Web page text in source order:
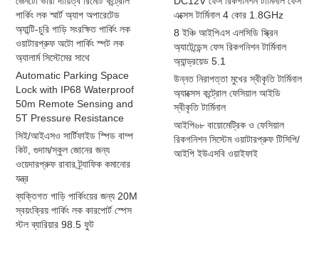
পার্কিং লক স্মার্ট অ্যাপ অপারেটেড
অ্যান্টি-চুরি গাড়ি সংরক্ষিত পার্কিং লক
ওয়াটারপ্রুফ অটো পার্কিং স্পট লক
অ্যালার্ম সিস্টেমের সাথে
Automatic Parking Space
Lock with IP68 Waterproof
50m Remote Sensing and
5T Pressure Resistance
সিই/আইএসও সার্টিফাইড স্পিড বাম্প
কিট, গুদাম/স্কুল জোনের জন্য
ওয়েদারপ্রুফ রাবার ট্র্যাফিক কমানোর
যন্ত্র
ব্যক্তিগত গাড়ি পার্কিংয়ের জন্য 20M
স্বয়ংক্রিয় পার্কিং লক কারপোর্ট স্পেস
স্টল ব্যারিয়ার 98.5 ফুট
এক্সেস টার্মিনাল 4 কোর 1.8GHz
8 ইঞ্চি আইপিএস এলসিডি স্ক্রিন
অ্যাটেন্ডেন্স ফেস রিকগনিশন টার্মিনাল
অ্যান্ড্রয়েড 5.1
উন্নত নিরাপত্তা মুখের স্বীকৃতি টার্মিনাল
অ্যাক্সেস কন্ট্রোল ফেসিয়াল আইডি
স্বীকৃতি টার্মিনাল
আইপি৬৮ বায়োমেট্রিক ও ফেসিয়াল
রিকগনিশন সিস্টেম ওয়াটারপ্রুফ টিসিপি/
আইপি ইউএসবি ওয়াইফাই